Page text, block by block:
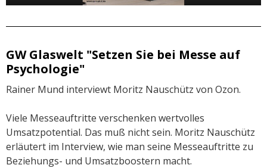
GW Glaswelt "Setzen Sie bei Messe auf
Psychologie"
Rainer Mund interviewt Moritz Nauschütz von Ozon.
Viele Messeauftritte verschenken wertvolles
Umsatzpotential. Das muß nicht sein. Moritz Nauschütz
erläutert im Interview, wie man seine Messeauftritte zu
Beziehungs- und Umsatzboostern macht.